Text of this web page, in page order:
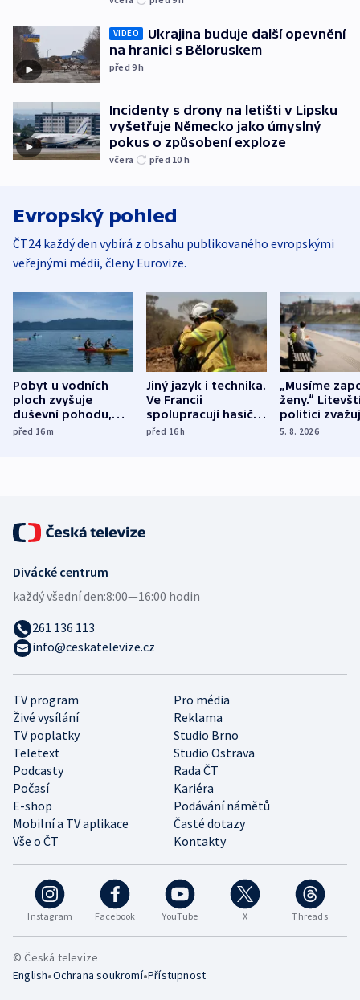
VIDEO
Ukrajina buduje další opevnění
na hranici s Běloruskem
před 9h
Incidenty s drony na letišti v Lipsku
vyšetřuje Německo jako úmyslný
pokus o způsobení exploze
včera před 10 h
Evropský pohled
ČT24 každý den vybírá z obsahu publikovaného evropskými
veřejnými médii, členy Eurovize.
Pobyt u vodních
ploch zvyšuje
duševní pohodu,
ukázala
před 16m
Jiný jazyk i technika.
Ve Francii
spolupracují hasiči z
různých zemí
před 16h
„Musíme
ženy.“
politici
dohodu o
5. 8. 2026
Instagram Facebook YouTube X Threads
TV program
Pro média
Živé vysílání
Reklama
TV poplatky
Studio Brno
Teletext
Studio Ostrava
Podcasty
Rada ČT
Počasí
Kariéra
E-shop
Podávání námětů
Mobilní a TV aplikace
Časté dotazy
Vše o ČT
Kontakty
Divácké centrum
každý všední den:8:00—16:00 hodin
261 136 113
info@ceskatelevize.cz
© Česká televize
English•Ochrana soukromí•Přístupnost